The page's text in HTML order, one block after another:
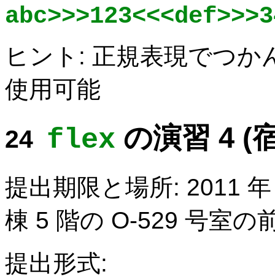
ヒント: 正規表現でつ
使用可能
flex の演習 4 (
提出期限と場所: 2011
棟 5 階の O-529 号室の
提出形式: